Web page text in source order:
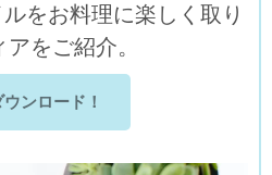
をお料理に楽しく取り
をご紹介。
ンロード！